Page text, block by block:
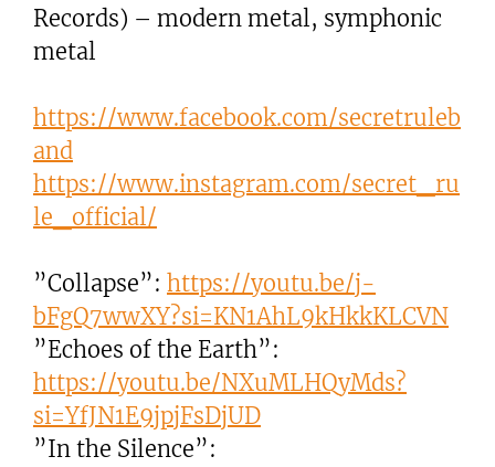
Records) – modern metal, symphonic
metal
https://www.facebook.com/secretruleb
and
https://www.instagram.com/secret_ru
le_official/
”Collapse”: https://youtu.be/j-
bFgQ7wwXY?si=KN1AhL9kHkkKLCVN
”Echoes of the Earth”:
https://youtu.be/NXuMLHQyMds?
si=YfJN1E9jpjFsDjUD
”In the Silence”: